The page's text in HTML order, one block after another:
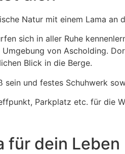
Natur mit einem Lama an
sich in aller Ruhe
von Ascholding.
Blick in die Berge.
sein und festes Schuhwerk
Parkplatz etc. für die
für dein Leben